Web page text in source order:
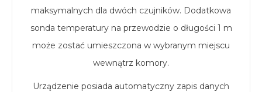
maksymalnych dla dwóch czujników. Dodatkowa
sonda temperatury na przewodzie o długości 1 m
może zostać umieszczona w wybranym miejscu
wewnątrz komory.
Urządzenie posiada automatyczny zapis danych